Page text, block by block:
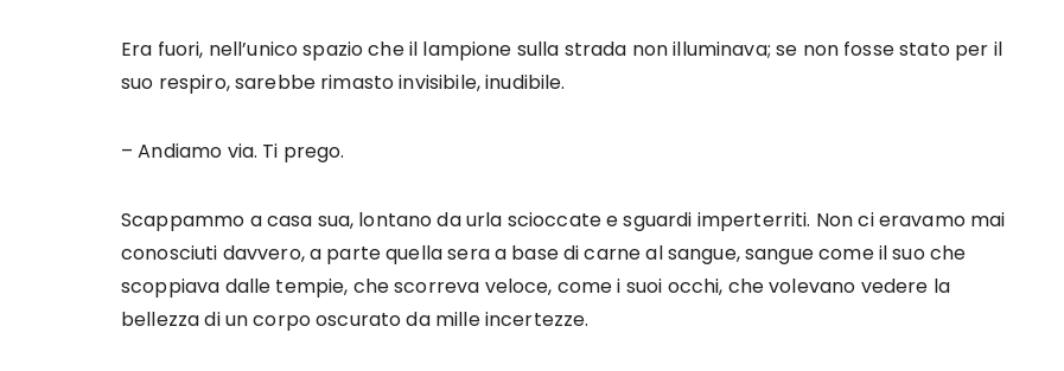
Era fuori, nell’unico spazio che il lampione sulla strada non illuminava; se non fosse stato per il
suo respiro, sarebbe rimasto invisibile, inudibile.
– Andiamo via. Ti prego.
Scappammo a casa sua, lontano da urla scioccate e sguardi imperterriti. Non ci eravamo mai
conosciuti davvero, a parte quella sera a base di carne al sangue, sangue come il suo che
scoppiava dalle tempie, che scorreva veloce, come i suoi occhi, che volevano vedere la
bellezza di un corpo oscurato da mille incertezze.